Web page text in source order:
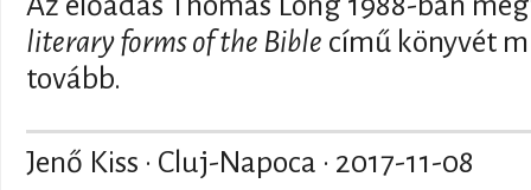
literary forms of the Bible című könyvét
tovább.
Jenő Kiss · Cluj-Napoca · 2017-11-08